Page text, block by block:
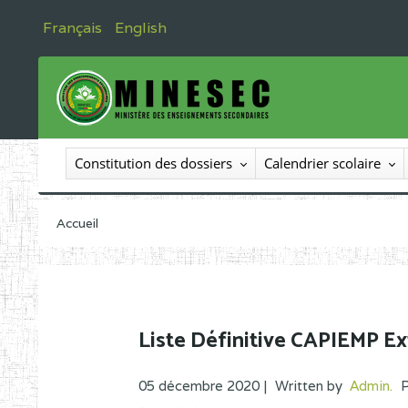
Français English
Constitution des dossiers Calendrier scolaire
Accueil
Liste Définitive CAPIEMP
05 décembre 2020 | Written by Admin.